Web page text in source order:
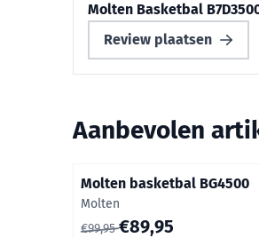
Molten Basketbal
Review plaatsen
Aanbevolen
Molten basketbal BG4500
Merk:
Molten
Van 99,95 voor 89,95
€99,95€89,95